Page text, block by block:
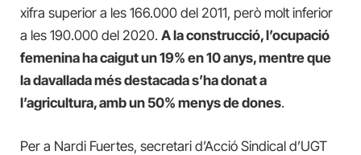
xifra superior a les 166.000 del 2011, però molt inferior
a les 190.000 del 2020. A la construcció, l’ocupació
femenina ha caigut un 19% en 10 anys, mentre que
la davallada més destacada s’ha donat a
l’agricultura, amb un 50% menys de dones.
Per a Nardi Fuertes, secretari d’Acció Sindical d’UGT